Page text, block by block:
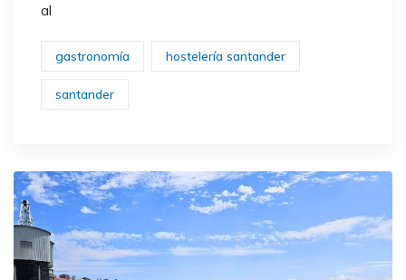
al
gastronomía hostelería santander
santander